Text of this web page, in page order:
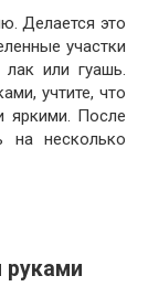
Делается это
участки
лак или гуашь.
учтите, что
яркими. После
на несколько